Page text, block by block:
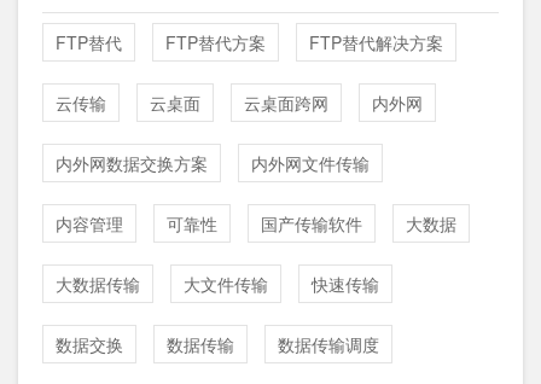
FTP替代 FTP替代方案 FTP替代解决方案
云传输 云桌面 云桌面跨网 内外网
内外网数据交换方案 内外网文件传输
内容管理 可靠性 国产传输软件 大数据
大数据传输 大文件传输 快速传输
数据交换 数据传输 数据传输调度